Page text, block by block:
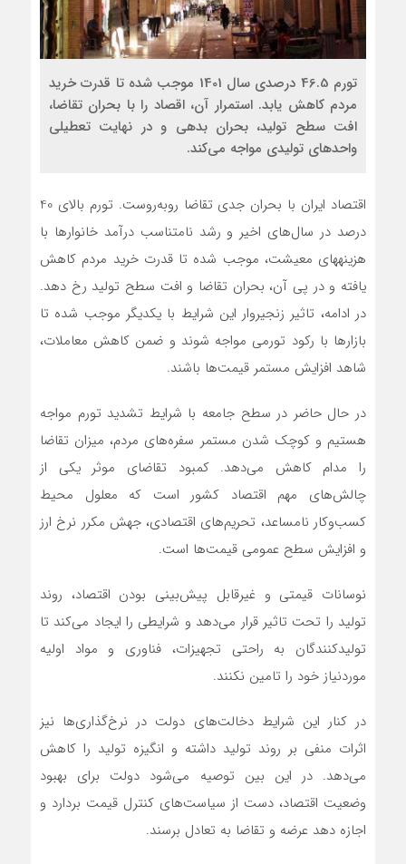
تورم 46.5 درصدی سال 1401 موجب شده تا قدرت خرید
مردم کاهش یابد. استمرار آن، اقصاد را با بحران تقاضا،
افت سطح تولید، بحران بدهی و در نهایت تعطیلی
واحدهای تولیدی مواجه می‌کند.
اقتصاد ایران با بحران جدی تقاضا روبه‌روست. تورم بالای 40
درصد در سال‌های اخیر و رشد نامتناسب درآمد خانوارها با
هزینههای معیشت، موجب شده تا قدرت خرید مردم کاهش
یافته و در پی آن، بحران تقاضا و افت سطح تولید رخ دهد.
در ادامه، تاثیر زنجیروار این شرایط با یکدیگر موجب شده تا
بازارها با رکود تورمی مواجه شوند و ضمن کاهش معاملات،
شاهد افزایش مستمر قیمت‌ها باشند.
در حال حاضر در سطح جامعه با شرایط تشدید تورم مواجه
هستیم و کوچک شدن مستمر سفره‌های مردم، میزان تقاضا
را مدام کاهش می‌دهد. کمبود تقاضای موثر یکی از
چالش‌های مهم اقتصاد کشور است که معلول محیط
کسب‌وکار نامساعد، تحریم‌های اقتصادی، جهش مکرر نرخ ارز
و افزایش سطح عمومی قیمت‌ها است.
نوسانات قیمتی و غیرقابل پیش‌بینی بودن اقتصاد، روند
تولید را تحت تاثیر قرار می‌دهد و شرایطی را ایجاد می‌کند تا
تولیدکنندگان به راحتی تجهیزات، فناوری و مواد اولیه
موردنیاز خود را تامین نکنند.
در کنار این شرایط دخالت‌های دولت در نرخ‌گذاری‌ها نیز
اثرات منفی بر روند تولید داشته و انگیزه تولید را کاهش
می‌دهد. در این بین توصیه می‌شود دولت برای بهبود
وضعیت اقتصاد، دست از سیاست‌های کنترل قیمت بردارد و
اجازه دهد عرضه و تقاضا به تعادل برسند.